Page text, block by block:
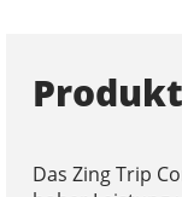
Das Zing Trip